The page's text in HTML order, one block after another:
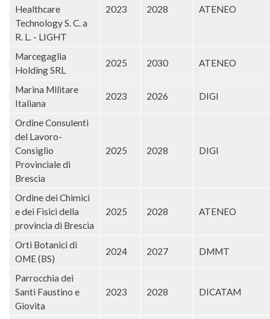
Healthcare
Technology S. C. a
R. L. - LIGHT
2023 2028 ATENEO
Marcegaglia
Holding SRL
2025 2030 ATENEO
Marina Militare
Italiana
2023 2026 DIGI
Ordine Consulenti
del Lavoro-
Consiglio
Provinciale di
Brescia
2025 2028 DIGI
Ordine dei Chimici
e dei Fisici della
provincia di Brescia
2025 2028 ATENEO
Orti Botanici di
OME (BS)
2024 2027 DMMT
Parrocchia dei
Santi Faustino e
Giovita
2023 2028 DICATAM